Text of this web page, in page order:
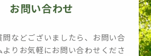
お問い合わせ
問などございましたら、お問い合
よりお気軽にお問い合わせくださ